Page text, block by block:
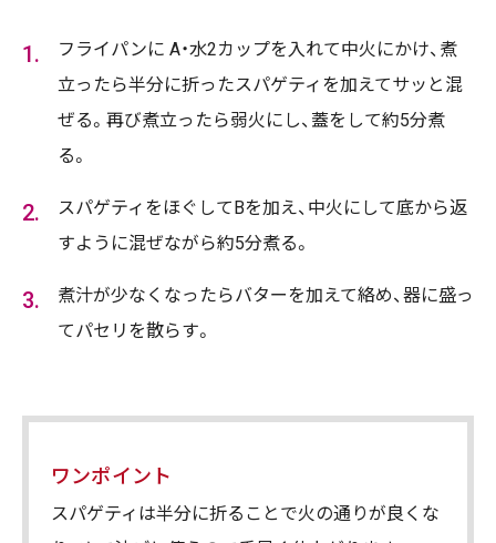
フライパンに A・水2カップを入れて中火にかけ、煮
立ったら半分に折ったスパゲティを加えてサッと混
ぜる。再び煮立ったら弱火にし、蓋をして約5分煮
る。
スパゲティをほぐしてBを加え、中火にして底から返
すように混ぜながら約5分煮る。
煮汁が少なくなったらバターを加えて絡め、器に盛っ
てパセリを散らす。
ワンポイント
スパゲティは半分に折ることで火の通りが良くな